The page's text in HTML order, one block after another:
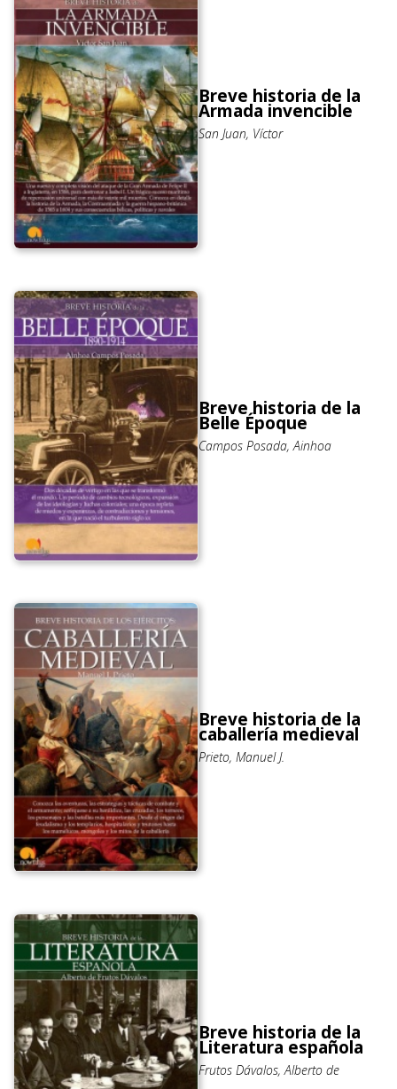
Breve historia de la
Armada invencible
San Juan, Víctor
Breve historia de la
Belle Époque
Campos Posada, Ainhoa
Breve historia de la
caballería medieval
Prieto, Manuel J.
Breve historia de la
Literatura española
Frutos Dávalos, Alberto de